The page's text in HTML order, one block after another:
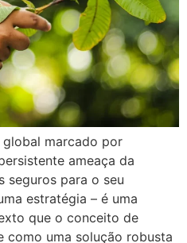
marcado por
ameaça da
seguros para o seu
estratégia – é uma
que o conceito de
como uma solução robusta